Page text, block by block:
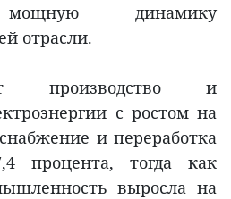
мощную динамику
отрасли.
производство и
с ростом на
и переработка
процента, тогда как
выросла на